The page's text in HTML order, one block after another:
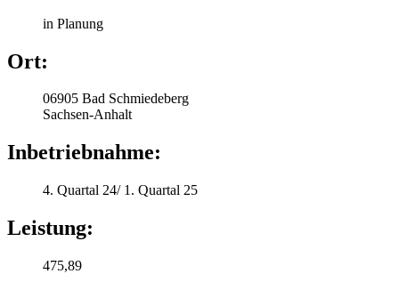
in Planung
Ort:
06905 Bad Schmiedeberg
Sachsen-Anhalt
Inbetriebnahme:
4. Quartal 24/ 1. Quartal 25
Leistung:
475,89